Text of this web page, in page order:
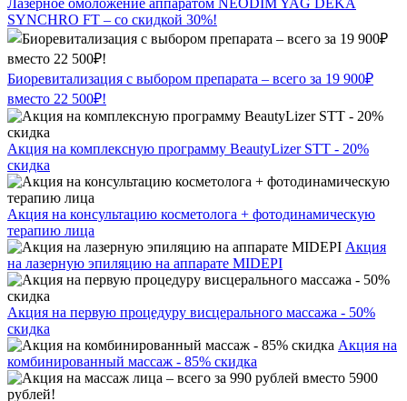
SYNCHRO FT – со скидкой 30%!
Биоревитализация с выбором препарата – всего за 19 900₽
вместо 22 500₽!
Акция на комплексную программу BeautyLizer STT - 20%
скидка
Акция на консультацию косметолога + фотодинамическую
терапию лица
Акция
на лазерную эпиляцию на аппарате MIDEPI
Акция на первую процедуру висцерального массажа - 50%
скидка
Акция на
комбинированный массаж - 85% скидка